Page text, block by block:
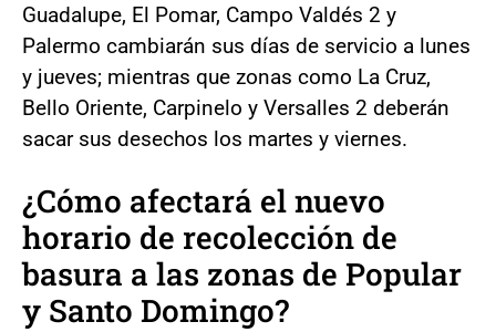
Guadalupe, El Pomar, Campo Valdés 2 y
Palermo cambiarán sus días de servicio a lunes
y jueves; mientras que zonas como La Cruz,
Bello Oriente, Carpinelo y Versalles 2 deberán
sacar sus desechos los martes y viernes.
¿Cómo afectará el nuevo
horario de recolección de
basura a las zonas de Popular
y Santo Domingo?